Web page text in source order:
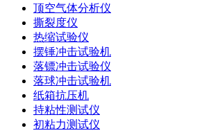
顶空气体分析仪
撕裂度仪
热缩试验仪
摆锤冲击试验机
落镖冲击试验仪
落球冲击试验机
纸箱抗压机
持粘性测试仪
初粘力测试仪